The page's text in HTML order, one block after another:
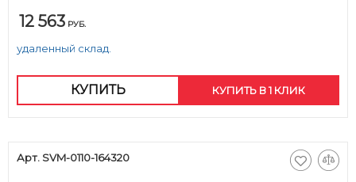
12 563 РУБ.
удаленный склад.
КУПИТЬ КУПИТЬ В 1 КЛИК
Арт. SVM-0110-164320